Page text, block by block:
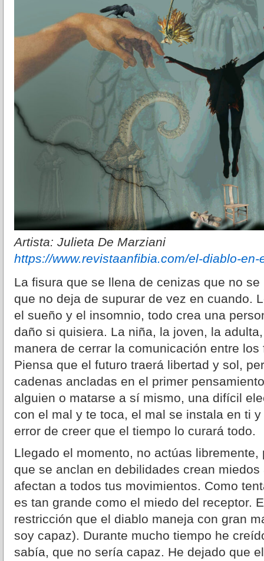
Artista: Julieta De Marziani
https://www.revistaanfibia.com/el-diablo-en-
La fisura que se llena de cenizas que no
que no deja de supurar de vez en cuando.
el sueño y el insomnio, todo crea una
daño si quisiera. La niña, la joven, la
manera de cerrar la comunicación entre
Piensa que el futuro traerá libertad y sol,
cadenas ancladas en el primer
alguien o matarse a sí mismo, una difícil
con el mal y te toca, el mal se instala en ti
error de creer que el tiempo lo curará todo.
Llegado el momento, no actúas
que se anclan en debilidades crean
afectan a todos tus movimientos. Como
es tan grande como el miedo del receptor.
restricción que el diablo maneja con gran
soy capaz). Durante mucho tiempo he
sabía, que no sería capaz. He dejado que